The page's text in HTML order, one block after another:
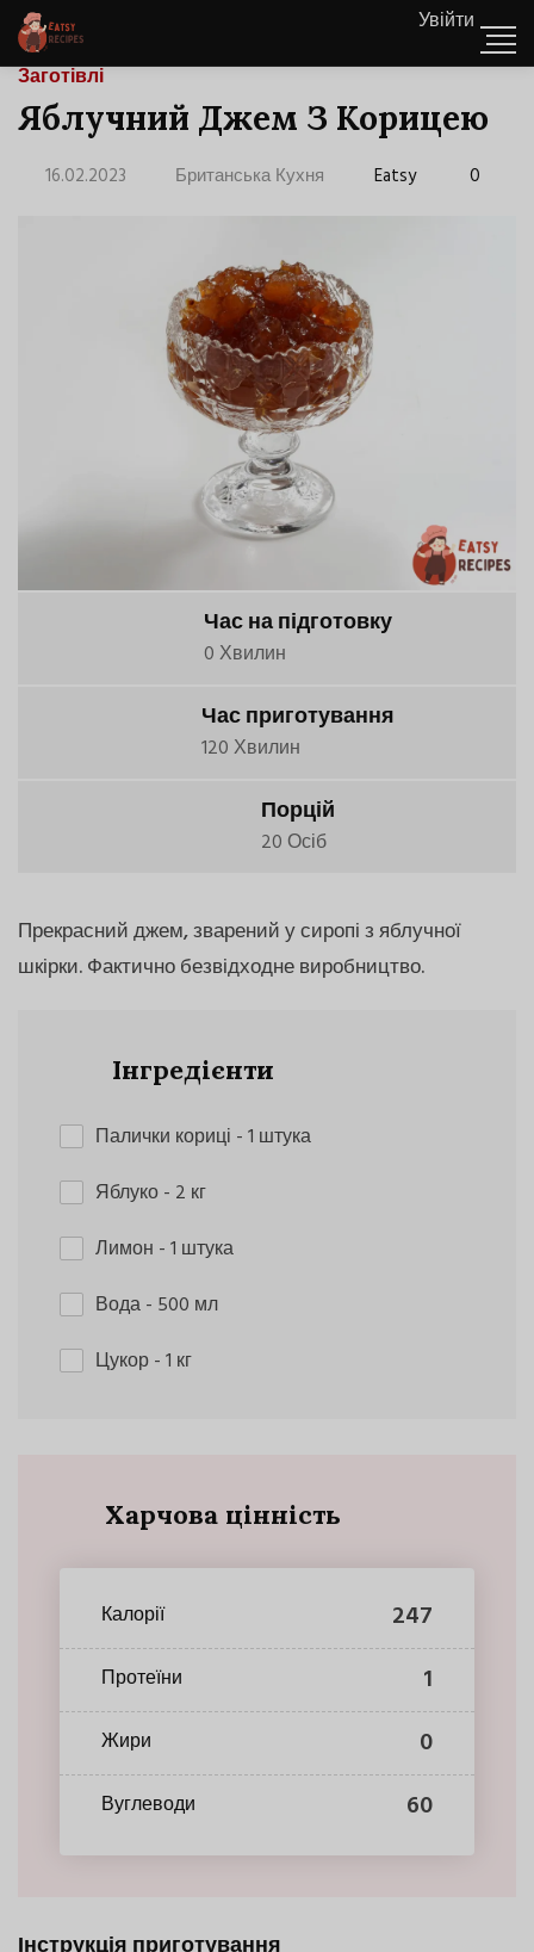
Увійти
Заготівлі
Яблучний Джем З Корицею
16.02.2023 Британська Кухня Eatsy 0
Час на підготовку
0 Хвилин
Час приготування
120 Хвилин
Порцій
20 Осіб
Прекрасний джем, зварений у сиропі з яблучної
шкірки. Фактично безвідходне виробництво.
Інгредієнти
Палички кориці - 1 штука
Яблуко- 2 кг
Лимон - 1 штука
Вода- 500 мл
Цукор- 1 кг
Харчова цінність
Калорії 247
Протеїни 1
Жири 0
Вуглеводи 60